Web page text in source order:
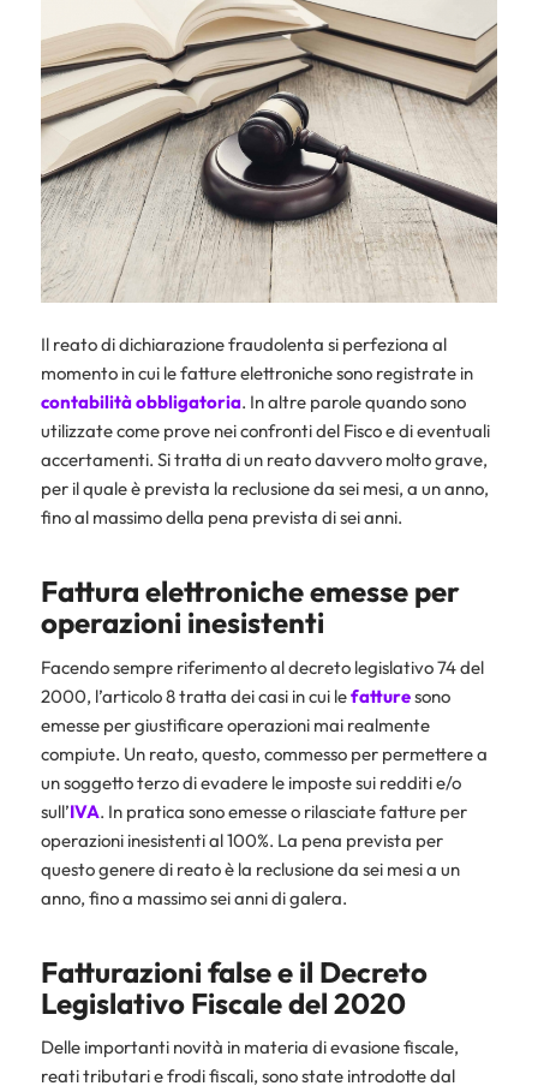
Il reato di dichiarazione fraudolenta si perfeziona al
momento in cui le fatture elettroniche sono registrate in
contabilità obbligatoria. In altre parole quando sono
utilizzate come prove nei confronti del Fisco e di eventuali
accertamenti. Si tratta di un reato davvero molto grave,
per il quale è prevista la reclusione da sei mesi, a un anno,
fino al massimo della pena prevista di sei anni.
Fattura elettroniche emesse per
operazioni inesistenti
Facendo sempre riferimento al decreto legislativo 74 del
2000, l’articolo 8 tratta dei casi in cui lefatturesono
emesse per giustificare operazioni mai realmente
compiute. Un reato, questo, commesso per permettere a
un soggetto terzo di evadere le imposte sui redditi e/o
sull’IVA. In pratica sono emesse o rilasciate fatture per
operazioni inesistenti al 100%. La pena prevista per
questo genere di reato è la reclusione da sei mesi a un
anno, fino a massimo sei anni di galera.
Fatturazioni false e il Decreto
Legislativo Fiscale del 2020
Delle importanti novità in materia di evasione fiscale,
reati tributari e frodi fiscali, sono state introdotte dal